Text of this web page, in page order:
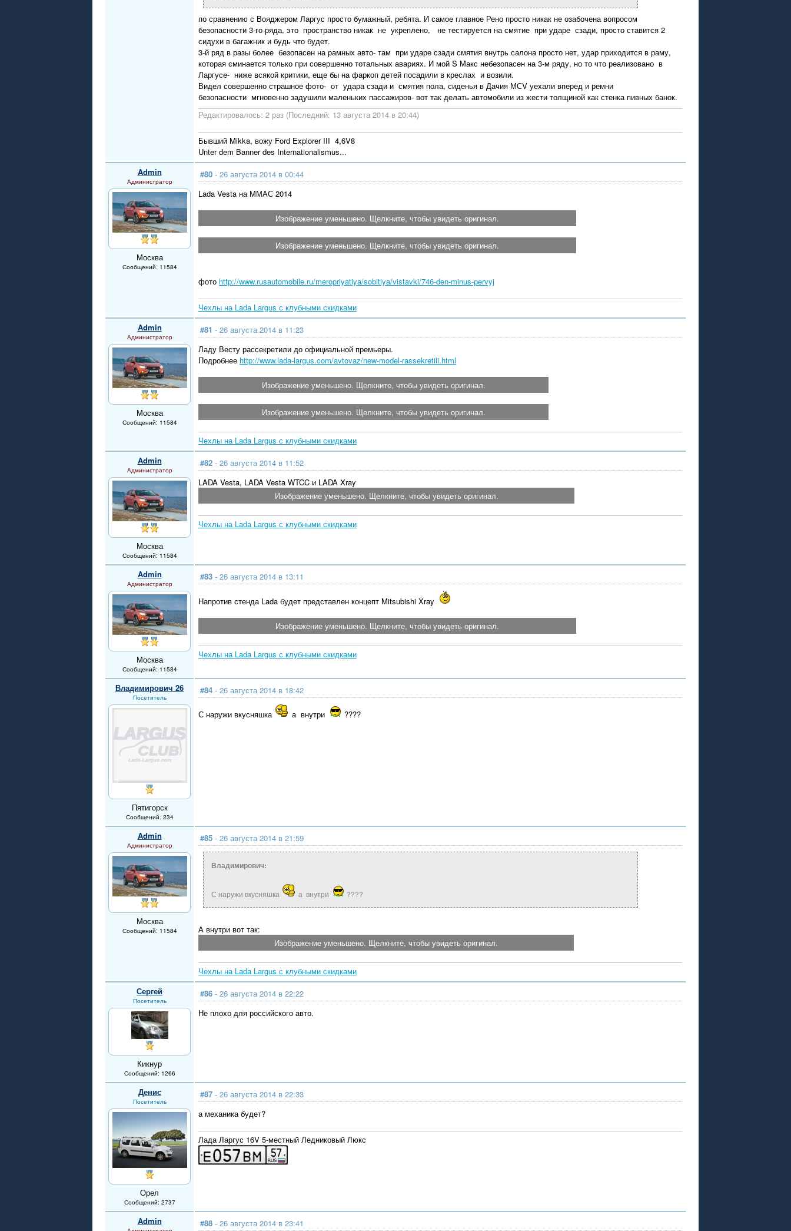
по сравнению с Вояджером Ларгус просто бумажный, ребята. И самое главное Рено просто никак не озабочена вопросом
безопасности 3-го ряда, это пространство никак не укреплено, не тестируется на смятие при ударе сзади, просто ставится 2
сидухи в багажник и будь что будет.
3-й ряд в разы более безопасен на рамных авто- там при ударе сзади смятия внутрь салона просто нет, удар приходится в раму,
которая сминается только при совершенно тотальных авариях. И мой S Макс небезопасен на 3-м ряду, но то что реализовано в
Ларгусе- ниже всякой критики, еще бы на фаркоп детей посадили в креслах и возили.
Видел совершенно страшное фото- от удара сзади и смятия пола, сиденья в Дачия МСV уехали вперед и ремни
безопасности мгновенно задушили маленьких пассажиров- вот так делать автомобили из жести толщиной как стенка пивных банок.
Редактировалось: 2 раз (Последний: 13 августа 2014 в 20:44)
Бывший Mikka, вожу Ford Explorer III 4,6V8
Unter dem Banner des Internationalismus...
Admin
Администратор
Москва
Сообщений: 11584
#80 - 26 августа 2014 в 00:44
Lada Vesta на ММАС 2014
Изображение уменьшено. Щелкните, чтобы увидеть оригинал.
Изображение уменьшено. Щелкните, чтобы увидеть оригинал.
фото http://www.rusautomobile.ru/meropriyatiya/sobitiya/vistavki/746-den-minus-pervyj
Чехлы на Lada Largus с клубными скидками
Admin
Администратор
Москва
Сообщений: 11584
#81 - 26 августа 2014 в 11:23
Ладу Весту рассекретили до официальной премьеры.
Подробнее http://www.lada-largus.com/avtovaz/new-model-rassekretili.html
Изображение уменьшено. Щелкните, чтобы увидеть оригинал.
Изображение уменьшено. Щелкните, чтобы увидеть оригинал.
Чехлы на Lada Largus с клубными скидками
Admin
Администратор
Москва
Сообщений: 11584
#82 - 26 августа 2014 в 11:52
LADA Vesta, LADA Vesta WTCC и LADA Xray
Изображение уменьшено. Щелкните, чтобы увидеть оригинал.
Чехлы на Lada Largus с клубными скидками
Admin
Администратор
Москва
Сообщений: 11584
#83 - 26 августа 2014 в 13:11
Напротив стенда Lada будет представлен концепт Mitsubishi Xray
Изображение уменьшено. Щелкните, чтобы увидеть оригинал.
Чехлы на Lada Largus с клубными скидками
Владимирович 26
Посетитель
Пятигорск
Сообщений: 234
#84 - 26 августа 2014 в 18:42
С наружи вкусняшка а внутри ????
Admin
Администратор
Москва
Сообщений: 11584
#85 - 26 августа 2014 в 21:59
Владимирович:
С наружи вкусняшка а внутри ????
А внутри вот так:
Изображение уменьшено. Щелкните, чтобы увидеть оригинал.
Чехлы на Lada Largus с клубными скидками
Сергей
Посетитель
Кикнур
Сообщений: 1266
#86 - 26 августа 2014 в 22:22
Не плохо для российского авто.
Денис
Посетитель
Орел
Сообщений: 2737
#87 - 26 августа 2014 в 22:33
а механика будет?
Лада Ларгус 16V 5-местный Ледниковый Люкс
Admin #88 - 26 августа 2014 в 23:41